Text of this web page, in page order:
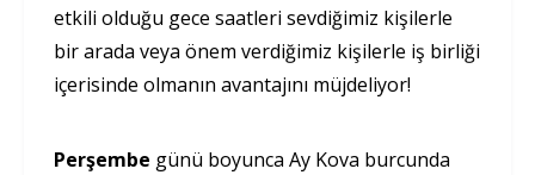
etkili olduğu gece saatleri sevdiğimiz kişilerle
bir arada veya önem verdiğimiz kişilerle iş birliği
içerisinde olmanın avantajını müjdeliyor!
Perşembe günü boyunca Ay Kova burcunda